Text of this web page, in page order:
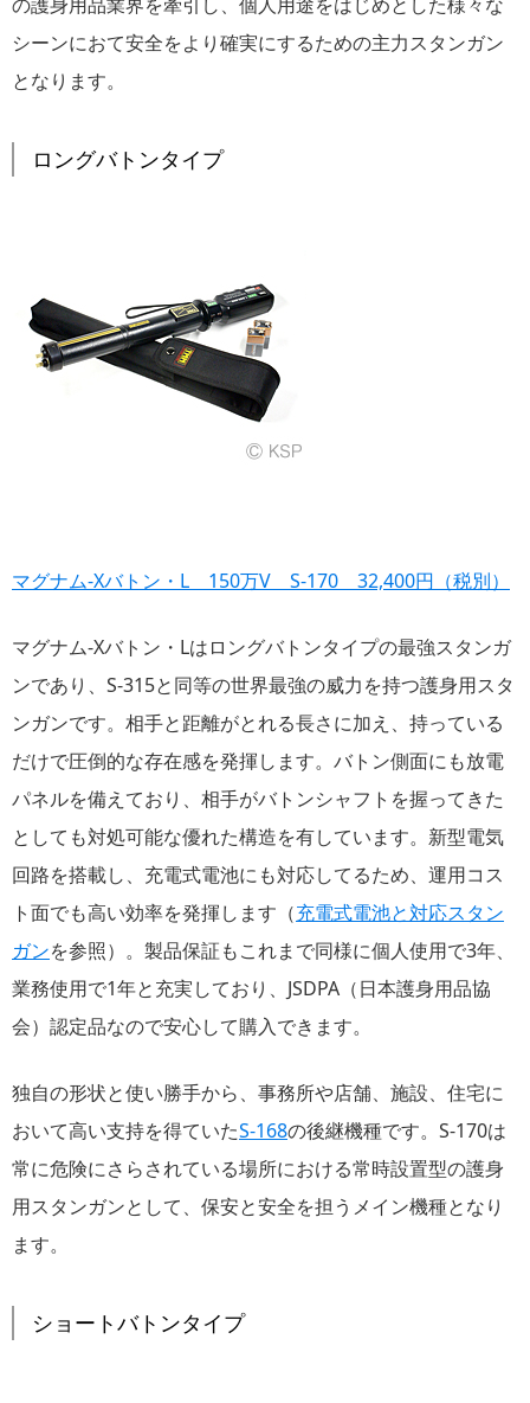
シーンにおて安全をより確実にするための主力スタンガン
となります。
ロングバトンタイプ
マグナム-Xバトン・L 150万V S-170 32,400円（税別）
マグナム-Xバトン・Lはロングバトンタイプの最強スタンガ
ンであり、S-315と同等の世界最強の威力を持つ護身用スタ
ンガンです。相手と距離がとれる長さに加え、持っている
だけで圧倒的な存在感を発揮します。バトン側面にも放電
パネルを備えており、相手がバトンシャフトを握ってきた
としても対処可能な優れた構造を有しています。新型電気
回路を搭載し、充電式電池にも対応してるため、運用コス
ト面でも高い効率を発揮します（充電式電池と対応スタン
ガンを参照）。製品保証もこれまで同様に個人使用で3年、
業務使用で1年と充実しており、JSDPA（日本護身用品協
会）認定品なので安心して購入できます。
独自の形状と使い勝手から、事務所や店舗、施設、住宅に
おいて高い支持を得ていたS-168の後継機種です。S-170は
常に危険にさらされている場所における常時設置型の護身
用スタンガンとして、保安と安全を担うメイン機種となり
ます。
ショートバトンタイプ